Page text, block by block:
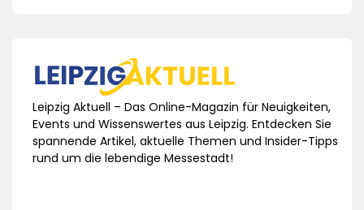
Leipzig Aktuell – Das Online-Magazin für Neuigkeiten,
Events und Wissenswertes aus Leipzig. Entdecken Sie
spannende Artikel, aktuelle Themen und Insider-Tipps
rund um die lebendige Messestadt!